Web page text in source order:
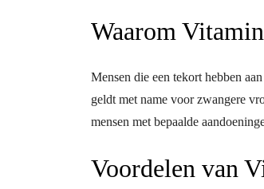
Waarom
Mensen die een tekort hebben
geldt met name voor zwangere
mensen met bepaalde
Voordelen van